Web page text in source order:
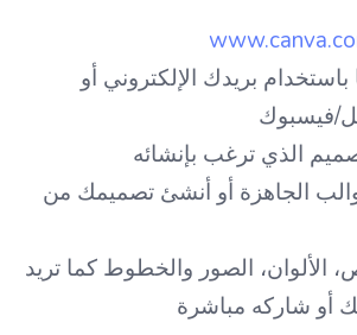
بريدك الإلكتروني أو
فيسبوك
الذي ترغب بإنشائه
الجاهزة أو أنشئ تصميمك من
الألوان، الصور والخطوط كما تريد
أو شاركه مباشرة